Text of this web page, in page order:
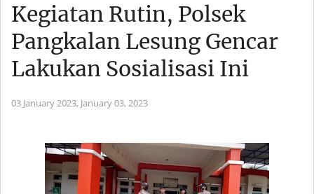
Kegiatan Rutin, Polsek
Pangkalan Lesung Gencar
Lakukan Sosialisasi Ini
03 January 2023, January 03, 2023